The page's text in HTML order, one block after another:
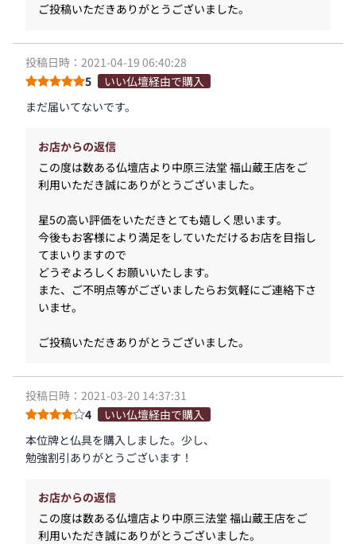
ご投稿いただきありがとうございました。
投稿日時：2021-04-19 06:40:28
5
いい仏壇経由で購入
まだ届いてないです。
お店からの返信
この度は数ある仏壇店より中原三法堂 福山蔵王店をご
利用いただき誠にありがとうございました。
星5の高い評価をいただきとても嬉しく思います。
今後もお客様により満足をしていただけるお店を目指し
てまいりますので
どうぞよろしくお願いいたします。
また、ご不明点等がございましたらお気軽にご連絡下さ
いませ。
ご投稿いただきありがとうございました。
投稿日時：2021-03-20 14:37:31
4
いい仏壇経由で購入
本位牌と仏具を購入しました。少し、
勉強割引ありがとうございます！
お店からの返信
この度は数ある仏壇店より中原三法堂 福山蔵王店をご
利用いただき誠にありがとうございました。